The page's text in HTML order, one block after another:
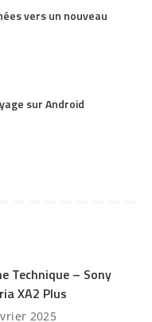
vers un nouveau
sur Android
Technique – Sony
XA2 Plus
2025